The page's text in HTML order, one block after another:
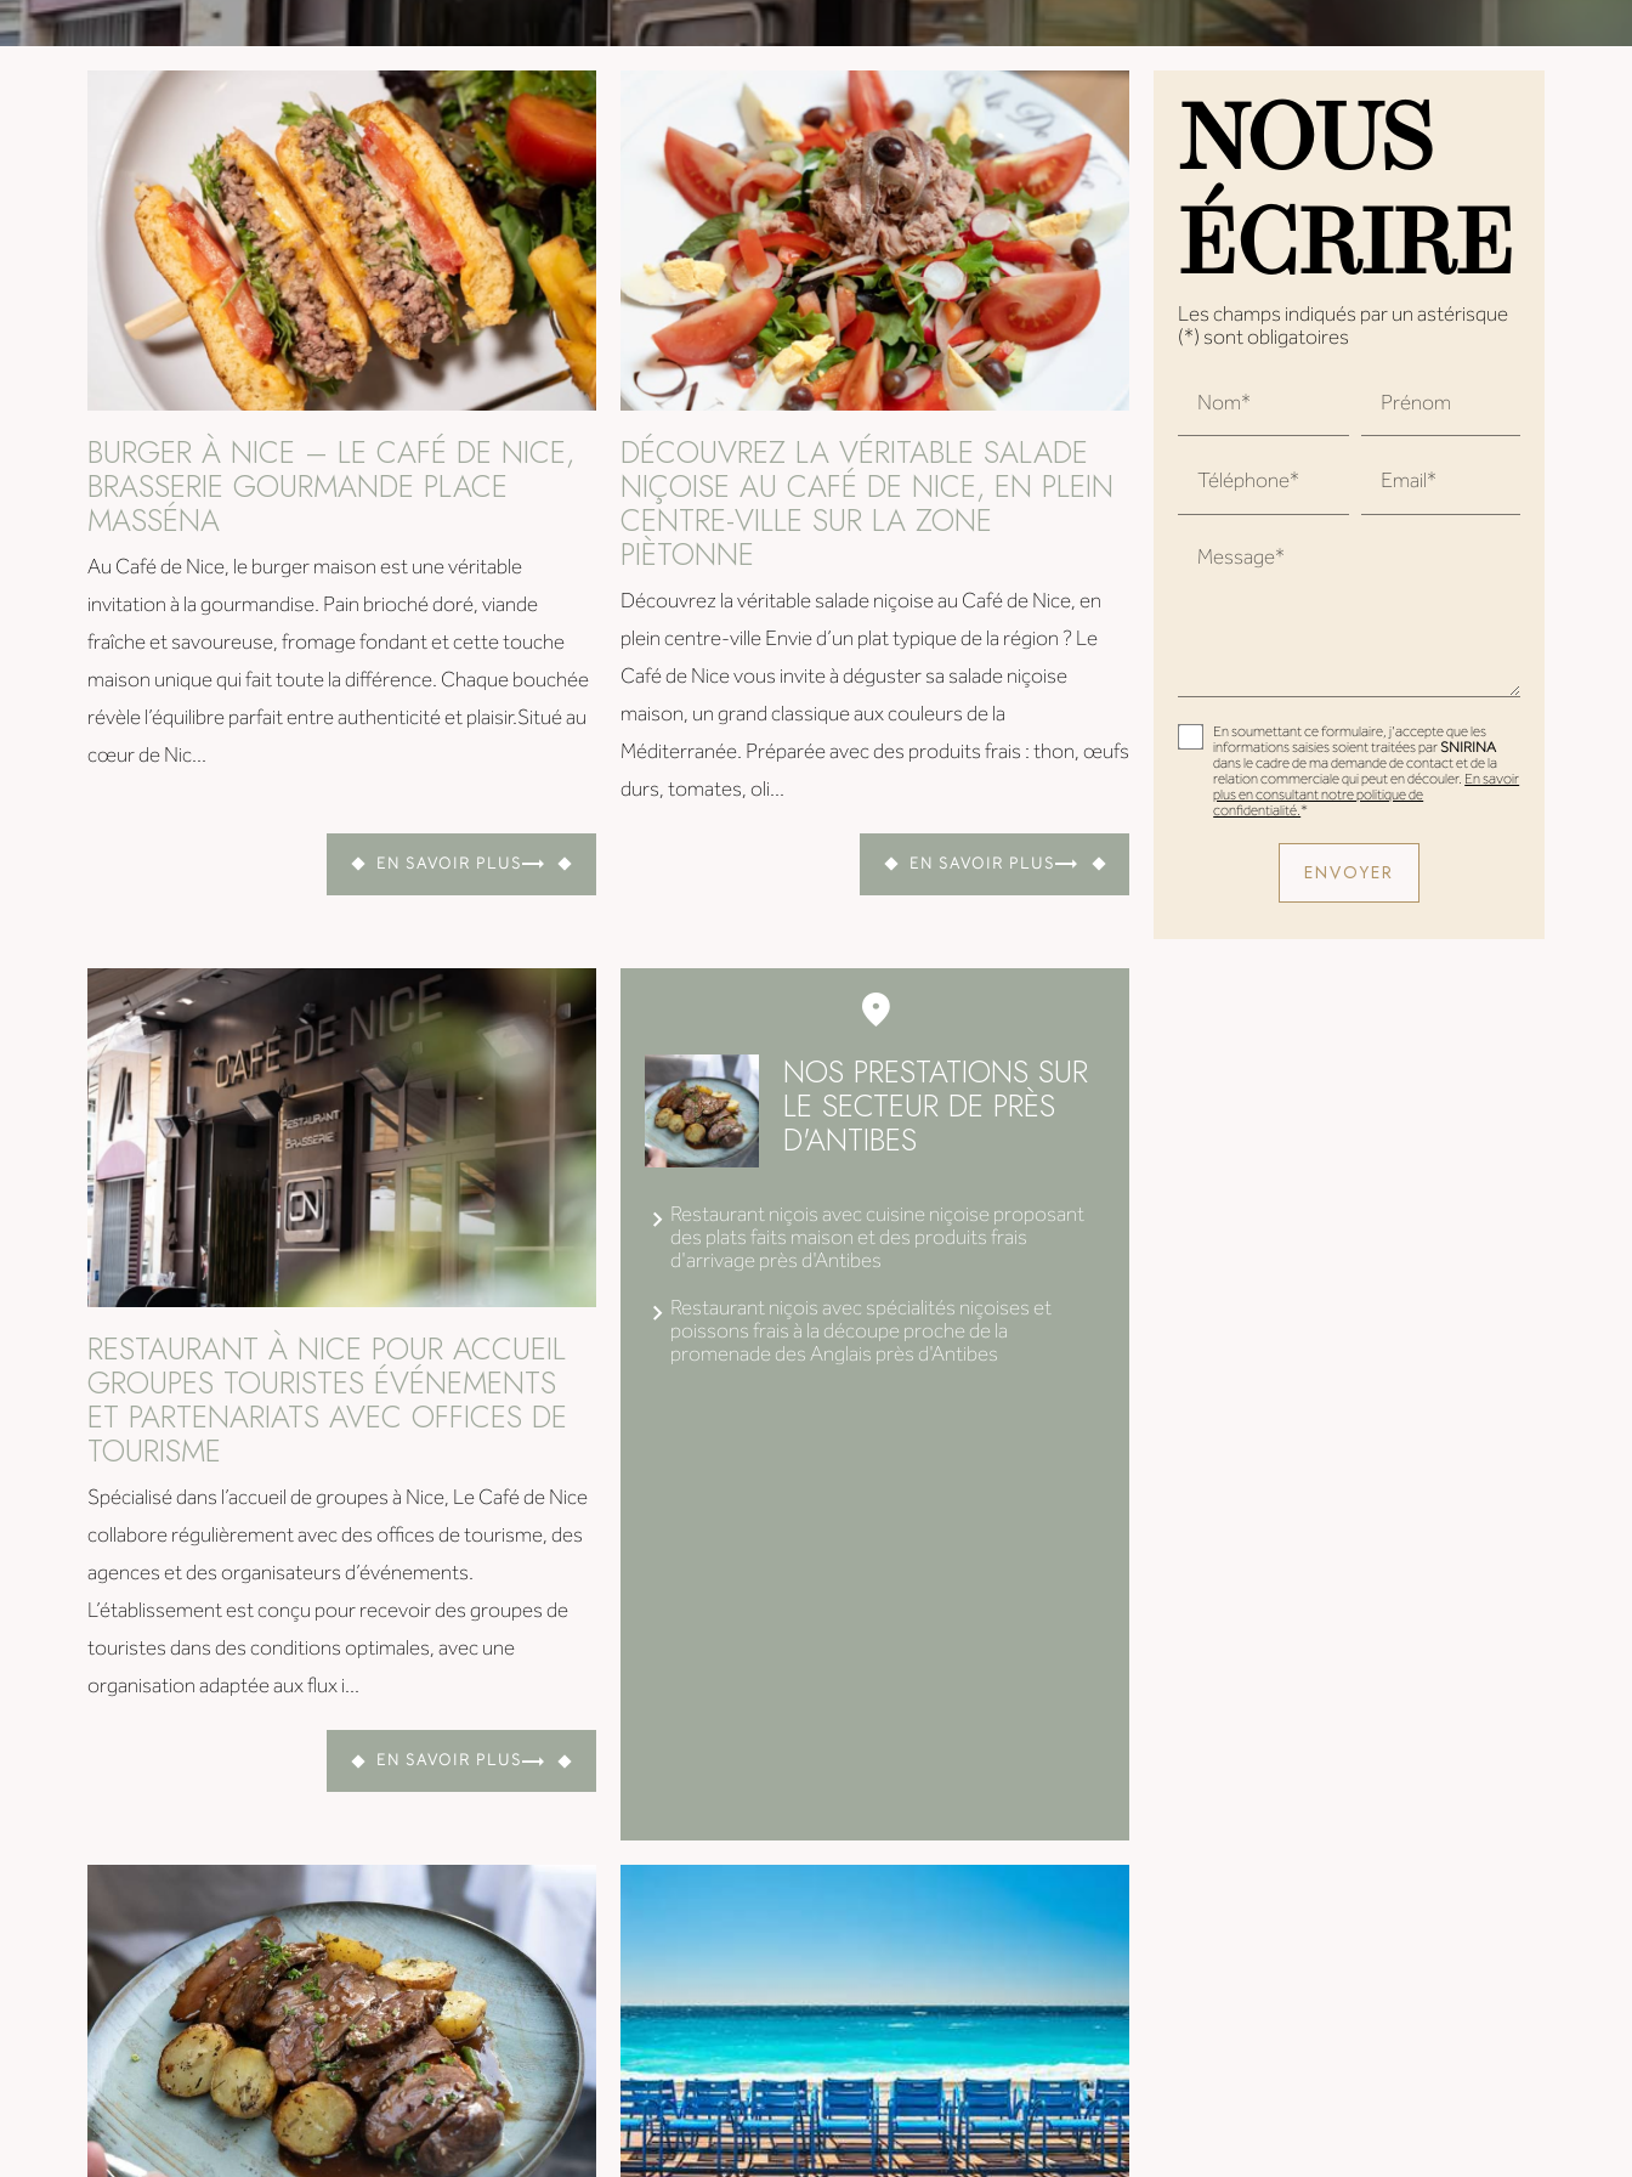
BURGER À NICE – LE CAFÉ DE NICE,
BRASSERIE GOURMANDE PLACE
MASSÉNA
Au Café de Nice, le burger maison est une véritable
invitation à la gourmandise. Pain brioché doré, viande
fraîche et savoureuse, fromage fondant et cette touche
maison unique qui fait toute la différence. Chaque bouchée
révèle l’équilibre parfait entre authenticité et plaisir.Situé au
cœur de Nic...
EN SAVOIR PLUS
DÉCOUVREZ LA VÉRITABLE SALADE
NIÇOISE AU CAFÉ DE NICE, EN PLEIN
CENTRE-VILLE SUR LA ZONE
PIÈTONNE
Découvrez la véritable salade niçoise au Café de Nice, en
plein centre-ville Envie d’un plat typique de la région ? Le
Café de Nice vous invite à déguster sa salade niçoise
maison, un grand classique aux couleurs de la
Méditerranée. Préparée avec des produits frais : thon, œufs
durs, tomates, oli...
EN SAVOIR PLUS
RESTAURANT À NICE POUR ACCUEIL
GROUPES TOURISTES ÉVÉNEMENTS
ET PARTENARIATS AVEC OFFICES DE
TOURISME
Spécialisé dans l’accueil de groupes à Nice, Le Café de Nice
collabore régulièrement avec des offices de tourisme, des
agences et des organisateurs d’événements.
L’établissement est conçu pour recevoir des groupes de
touristes dans des conditions optimales, avec une
organisation adaptée aux flux i...
EN SAVOIR PLUS
NOS PRESTATIONS SUR
LE SECTEUR DE PRÈS
D'ANTIBES
Restaurant niçois avec cuisine niçoise proposant
des plats faits maison et des produits frais
d'arrivage près d'Antibes
Restaurant niçois avec spécialités niçoises et
poissons frais à la découpe proche de la
promenade des Anglais près d'Antibes
NOUS
ÉCRIRE
Les champs indiqués par un astérisque
(*) sont obligatoires
Nom*
Prénom
Téléphone* Email*
Message*
En soumettant ce formulaire, j'accepte que les
informations saisies soient traitées parSNIRINA
dans le cadre de ma demande de contact et de la
relation commerciale qui peut en découler. En savoir
plus en consultant notre politique de
confidentialité.*